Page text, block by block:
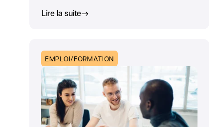
Lire la suite
EMPLOI/FORMATION